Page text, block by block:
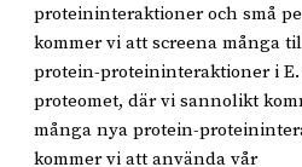
proteininteraktioner och små
kommer vi att screena många
protein-proteininteraktioner i
proteomet, där vi sannolikt
många nya protein-
kommer vi att använda vår